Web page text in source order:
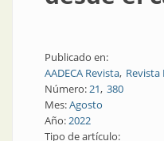
Publicado en:
AADECA Revista Revista
Número:21 380
Mes:Agosto
Año:2022
Tipo de artículo: